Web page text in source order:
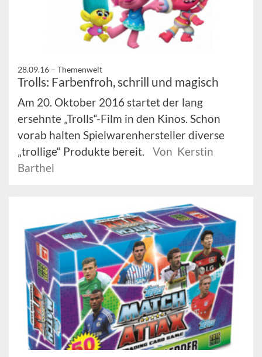
28.09.16 – Themenwelt
Trolls: Farbenfroh, schrill und magisch
Am 20. Oktober 2016 startet der lang
ersehnte „Trolls“-Film in den Kinos. Schon
vorab halten Spielwarenhersteller diverse
„trollige“ Produkte bereit.
Von Kerstin
Barthel